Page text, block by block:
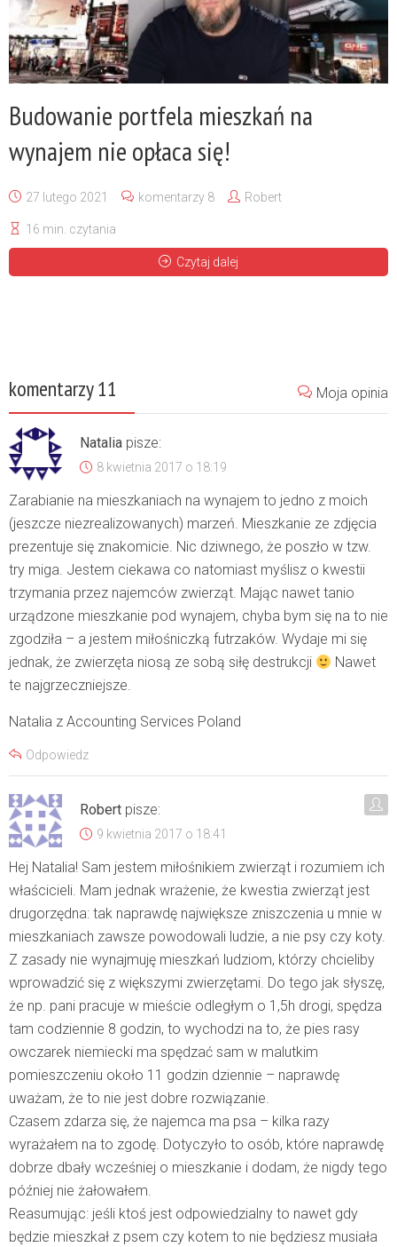
Mamy TO! Jest wyrok WSA w sprawie
wyodrębniania lokali w naszym RENTONIE. -
26 kwietnia 2023
Budowanie portfela mieszkań na
wynajem nie opłaca się!
27 lutego 2021 komentarzy 8 Robert
16 min. czytania
Czytaj dalej
komentarzy 11 Moja opinia
Natalia pisze:
8 kwietnia 2017 o 18:19
Zarabianie na mieszkaniach na wynajem to jedno z moich
(jeszcze niezrealizowanych) marzeń. Mieszkanie ze zdjęcia
prezentuje się znakomicie. Nic dziwnego, że poszło w tzw.
try miga. Jestem ciekawa co natomiast myślisz o kwestii
trzymania przez najemców zwierząt. Mając nawet tanio
urządzone mieszkanie pod wynajem, chyba bym się na to nie
zgodziła – a jestem miłośniczką futrzaków. Wydaje mi się
jednak, że zwierzęta niosą ze sobą siłę destrukcji
Nawet
te najgrzeczniejsze.
Natalia z Accounting Services Poland
Odpowiedz
Robert pisze:
9 kwietnia 2017 o 18:41
Hej Natalia! Sam jestem miłośnikiem zwierząt i rozumiem ich
właścicieli. Mam jednak wrażenie, że kwestia zwierząt jest
drugorzędna: tak naprawdę największe zniszczenia u mnie w
mieszkaniach zawsze powodowali ludzie, a nie psy czy koty.
Z zasady nie wynajmuję mieszkań ludziom, którzy chcieliby
wprowadzić się z większymi zwierzętami. Do tego jak słyszę,
że np. pani pracuje w mieście odległym o 1,5h drogi, spędza
tam codziennie 8 godzin, to wychodzi na to, że pies rasy
owczarek niemiecki ma spędzać sam w malutkim
pomieszczeniu około 11 godzin dziennie – naprawdę
uważam, że to nie jest dobre rozwiązanie.
Czasem zdarza się, że najemca ma psa – kilka razy
wyrażałem na to zgodę. Dotyczyło to osób, które naprawdę
dobrze dbały wcześniej o mieszkanie i dodam, że nigdy tego
później nie żałowałem.
Reasumując: jeśli ktoś jest odpowiedzialny to nawet gdy
będzie mieszkał z psem czy kotem to nie będziesz musiała